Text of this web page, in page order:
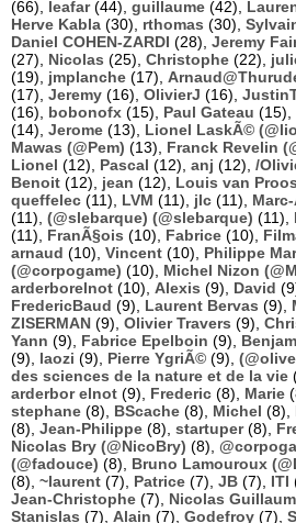
(66), leafar(44), guillaume (42),
Herve Kabla (30), rthomas (30),
Daniel COHEN-ZARDI (28), Jeremy
(27), Nicolas (25), Christophe (22),
(19), jmplanche (17),
(17), Jeremy (16), OlivierJ (16),
(16), bobonofx (15), Paul Gateau (15),
(14), Jerome (13), Lionel LaskÃ©
Mawas (@Pem) (13), Franck Revelin
Lionel (12), Pascal (12), anj (12), /
Benoit (12), jean (12), Louis van
queffelec (11), LVM (11), jlc (11),
(11), (@slebarque) (@slebarque) (11),
(11), FranÃ§ois (10), Fabrice (10),
arnaud (10), Vincent (10), Philippe
(@corpogame) (10), Michel Nizon
arderborelnot (10), Alexis (9), David
FredericBaud (9), Laurent Bervas (9),
ZISERMAN (9), Olivier Travers (9),
Yann (9), Fabrice Epelboin (9),
(9), laozi (9), Pierre YgriÃ© (9),
des sciences de la nature et de la vie
arderbor elnot (9), Frederic (8), Marie
stephane (8), BScache (8), Michel (8),
(8), Jean-Philippe (8), startuper(8),
Nicolas Bry (@NicoBry) (8),
(@fadouce) (8), Bruno Lamouroux
(8), ~laurent (7), Patrice (7), JB (7), ITI
Jean-Christophe (7), Nicolas
Stanislas (7), Alain (7), Godefroy (7),